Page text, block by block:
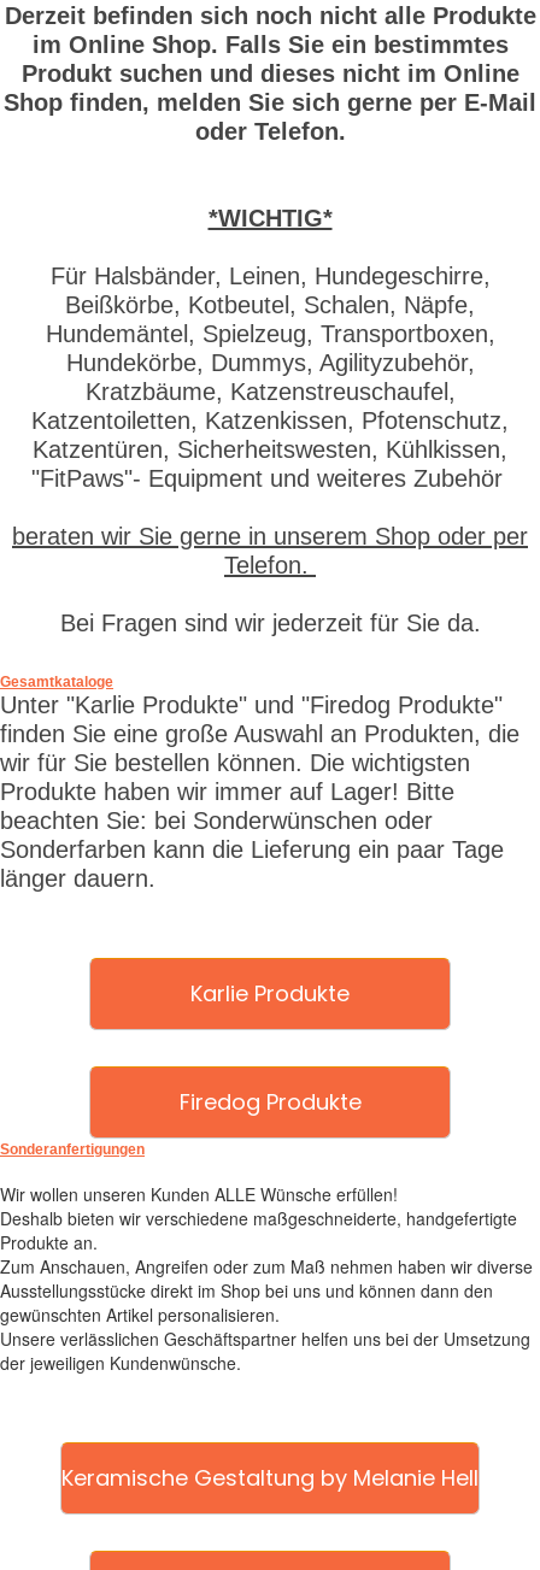
Derzeit befinden sich noch nicht alle Produkte
im Online Shop. Falls Sie ein bestimmtes
Produkt suchen und dieses nicht im Online
Shop finden, melden Sie sich gerne per E-Mail
oder Telefon.
*WICHTIG*
Für Halsbänder, Leinen, Hundegeschirre,
Beißkörbe, Kotbeutel, Schalen, Näpfe,
Hundemäntel, Spielzeug, Transportboxen,
Hundekörbe, Dummys, Agilityzubehör,
Kratzbäume, Katzenstreuschaufel,
Katzentoiletten, Katzenkissen, Pfotenschutz,
Katzentüren, Sicherheitswesten, Kühlkissen,
"FitPaws"- Equipment und weiteres Zubehör
beraten wir Sie gerne in unserem Shop oder per
Telefon.
Bei Fragen sind wir jederzeit für Sie da.
Gesamtkataloge
Unter "Karlie Produkte" und "Firedog Produkte"
finden Sie eine große Auswahl an Produkten, die
wir für Sie bestellen können. Die wichtigsten
Produkte haben wir immer auf Lager! Bitte
beachten Sie: bei Sonderwünschen oder
Sonderfarben kann die Lieferung ein paar Tage
länger dauern.
Karlie Produkte
Firedog Produkte
Sonderanfertigungen
Wir wollen unseren Kunden ALLE Wünsche erfüllen!
Deshalb bieten wir verschiedene maßgeschneiderte, handgefertigte
Produkte an.
Zum Anschauen, Angreifen oder zum Maß nehmen haben wir diverse
Ausstellungsstücke direkt im Shop bei uns und können dann den
gewünschten Artikel personalisieren.
Unsere verlässlichen Geschäftspartner helfen uns bei der Umsetzung
der jeweiligen Kundenwünsche.
Keramische Gestaltung by Melanie Hell